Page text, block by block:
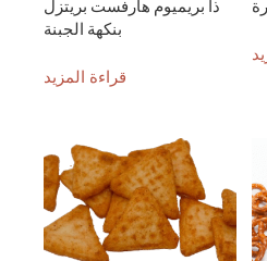
بنكهة الجبنة
قراءة المزيد